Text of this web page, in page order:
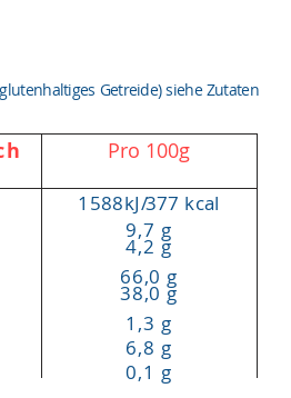
Getreide) siehe Zutaten
Pro 100g
1588kJ/377 kcal
9,7 g
4,2 g
66,0 g
38,0 g
1,3 g
6,8 g
0,1 g